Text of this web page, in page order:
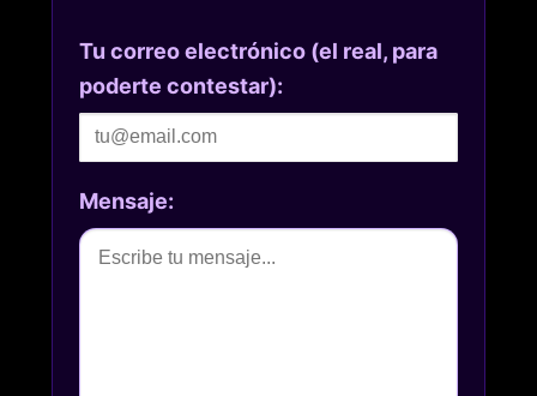
Tu correo electrónico (el real, para
poderte contestar):
Mensaje: